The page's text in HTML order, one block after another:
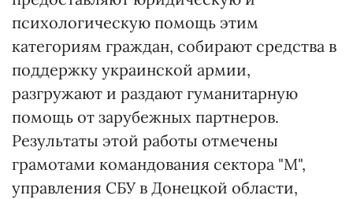
психологическую помощь этим
категориям граждан, собирают средства в
поддержку украинской армии,
разгружают и раздают гуманитарную
помощь от зарубежных партнеров.
Результаты этой работы отмечены
грамотами командования сектора "М",
управления СБУ в Донецкой области,